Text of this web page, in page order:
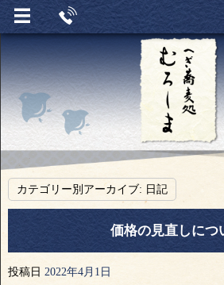
カテゴリー別アーカイブ: 日記
価格の見直しにつ
投稿日 2022年4月1日